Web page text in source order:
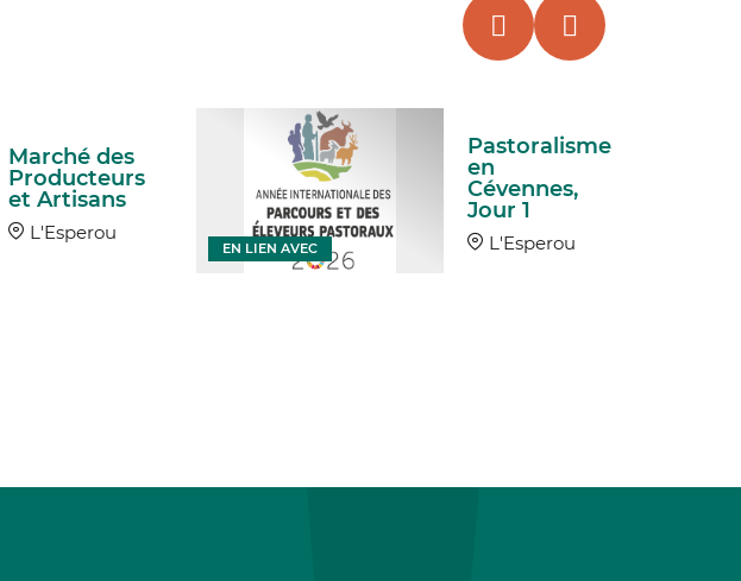
Marché des
Producteurs
et Artisans
L'Esperou
Pastoralisme
en
Cévennes,
Jour 1
L'Esperou
EN LIEN AVEC